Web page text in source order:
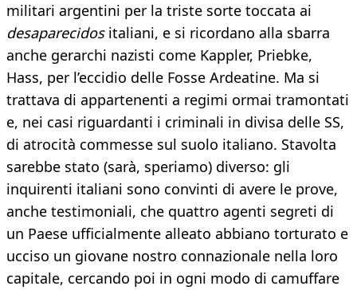
militari argentini per la triste sorte toccata ai
desaparecidositaliani, e si ricordano alla sbarra
anche gerarchi nazisti come Kappler, Priebke,
Hass, per l’eccidio delle Fosse Ardeatine. Ma si
trattava di appartenenti a regimi ormai tramontati
e, nei casi riguardanti i criminali in divisa delle SS,
di atrocità commesse sul suolo italiano. Stavolta
sarebbe stato (sarà, speriamo) diverso: gli
inquirenti italiani sono convinti di avere le prove,
anche testimoniali, che quattro agenti segreti di
un Paese ufficialmente alleato abbiano torturato e
ucciso un giovane nostro connazionale nella loro
capitale, cercando poi in ogni modo di camuffare